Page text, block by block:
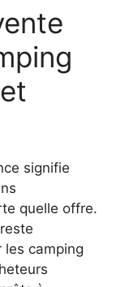
signifie
quelle offre.
camping